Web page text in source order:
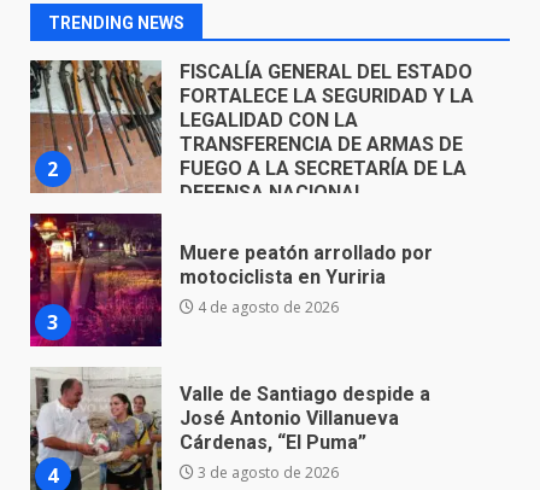
TRENDING NEWS
2
FUEGO A LA SECRETARÍA DE LA
DEFENSA NACIONAL
5 de agosto de 2026
3
Muere peatón arrollado por
motociclista en Yuriria
4 de agosto de 2026
4
Valle de Santiago despide a
José Antonio Villanueva
Cárdenas, “El Puma”
3 de agosto de 2026
5
Hombre pierde la vida en
tabiquera